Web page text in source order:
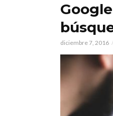
diciembre 7, 2016